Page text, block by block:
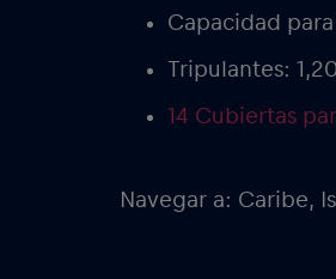
Capacidad
Tripulantes:
14 Cubiertas
Navegar a: Caribe,